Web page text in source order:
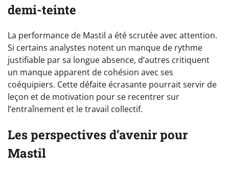
demi-teinte
La performance de Mastil a été scrutée avec attention.
Si certains analystes notent un manque de rythme
justifiable par sa longue absence, d’autres critiquent
un manque apparent de cohésion avec ses
coéquipiers. Cette défaite écrasante pourrait servir de
leçon et de motivation pour se recentrer sur
l’entraînement et le travail collectif.
Les perspectives d’avenir pour
Mastil